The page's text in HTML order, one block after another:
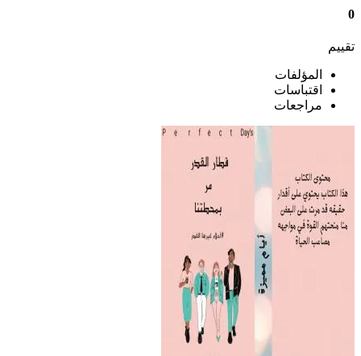
0
تقييم
المؤلفات
اقتباسات
مراجعات